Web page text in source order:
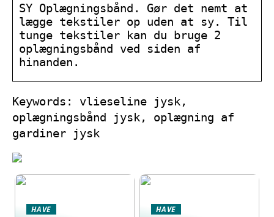
SY Oplægningsbånd. Gør det nemt at
lægge tekstiler op uden at sy. Til
tunge tekstiler kan du bruge 2
oplægningsbånd ved siden af
hinanden.
Keywords: vlieseline jysk,
oplægningsbånd jysk, oplægning af
gardiner jysk
HAVE HAVE